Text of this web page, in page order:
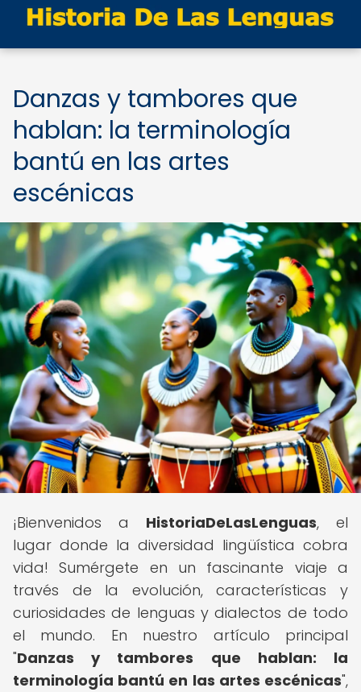
Danzas y tambores que
hablan: la terminología
bantú en las artes
escénicas
¡Bienvenidos a HistoriaDeLasLenguas, el
lugar donde la diversidad lingüística cobra
vida! Sumérgete en un fascinante viaje a
través de la evolución, características y
curiosidades de lenguas y dialectos de todo
el mundo. En nuestro artículo principal
"Danzas y tambores que hablan: la
terminología bantú en las artes escénicas",